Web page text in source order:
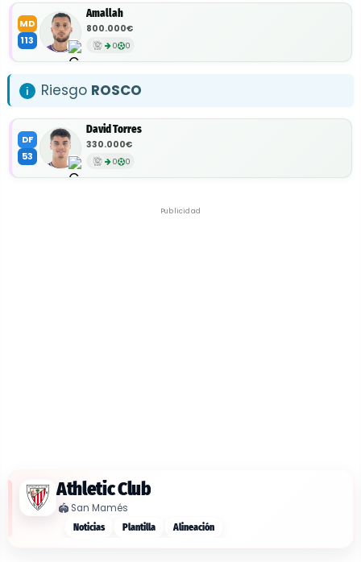
MD
113
Amallah
800.000€
0 0
Riesgo ROSCO
DF
53
David Torres
330.000€
0 0
Publicidad
Athletic Club
🏟️ San Mamés
Noticias Plantilla Alineación